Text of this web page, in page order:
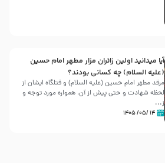
آیا میدانید اولین زائران مزار مطهر امام حسین
(علیه السلام) چه کسانی بودند؟
مرقد مطهر امام حسین (علیه السلام) و قتلگاه ایشان از
لحظه شهادت و حتی پیش از آن، همواره مورد توجه و
ز...
۱۴ /۰۵/ ۱۴۰۵